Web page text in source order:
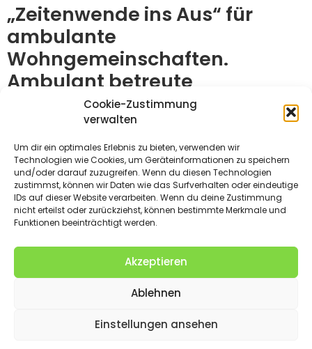
Cookie-Zustimmung
verwalten
Um dir ein optimales Erlebnis zu bieten, verwenden wir
Technologien wie Cookies, um Geräteinformationen zu speichern
und/oder darauf zuzugreifen. Wenn du diesen Technologien
zustimmst, können wir Daten wie das Surfverhalten oder eindeutige
IDs auf dieser Website verarbeiten. Wenn du deine Zustimmung
nicht erteilst oder zurückziehst, können bestimmte Merkmale und
Funktionen beeinträchtigt werden.
Akzeptieren
Ablehnen
Einstellungen ansehen
„Zeitenwende ins Aus“ für
ambulante
Wohngemeinschaften.
Ambulant betreute
Wohngemeinschaften sind
erneut Verlierer der aktuellen
Pflegepolitik.
LABEWO Stellungnahme zum Referentenentwurf des
Pflegekompetzenzgesetzes Herunterladen